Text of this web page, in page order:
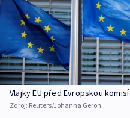
Vlajky EU před Evropskou komisí
Zdroj: Reuters/Johanna Geron